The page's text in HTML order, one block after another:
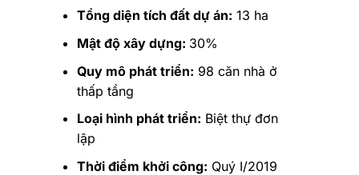
Tổng diện tích đất dự án: 13 ha
Mật độ xây dựng: 30%
Quy mô phát triển: 98 căn nhà ở
thấp tầng
Loại hình phát triển: Biệt thự đơn
lập
Thời điểm khởi công: Quý I/2019